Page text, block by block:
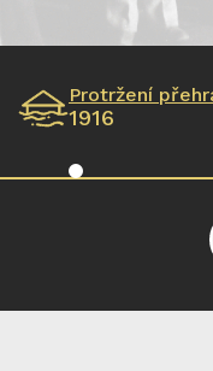
Protržení
1916